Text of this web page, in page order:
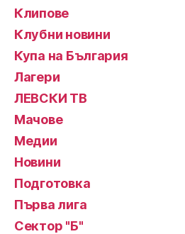
Клипове
Клубни новини
Купа на България
Лагери
ЛЕВСКИ ТВ
Мачове
Медии
Новини
Подготовка
Първа лига
Сектор "Б"